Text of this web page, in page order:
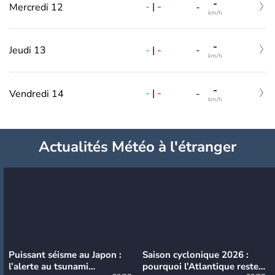
Mercredi 12 - | - - -
km/h
Jeudi 13 - | - - -
km/h
Vendredi 14 - | - - -
km/h
Actualités Météo à l'étranger
Puissant séisme au Japon :
l’alerte au tsunami
Saison cyclonique 2026 :
pourquoi l’Atlantique reste